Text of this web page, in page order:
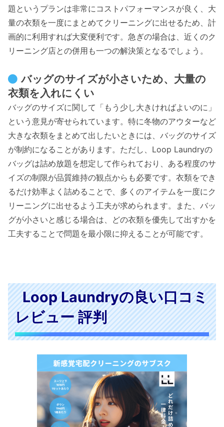
題というプランは非常にコストパフォーマンスが良く、大
量の衣類を一度にまとめてクリーニングに出せるため、計
画的に利用すれば大変便利です。急ぎの場合は、近くのク
リーニング店との併用も一つの解決策となるでしょう。
バッグのサイズが小さいため、大量の
衣類を入れにくい
バッグのサイズに関して「もう少し大きければよいのに」
という意見が寄せられています。特に冬物のアウターなど
大きな衣類をまとめて出したいときには、バッグのサイズ
が制約になることがあります。ただし、Loop Laundryの
バッグは詰め放題を想定して作られており、ある程度のサ
イズの制限が品質維持の観点からも必要です。衣類をでき
るだけ効率よく詰めることで、多くのアイテムを一度にク
リーニングに出せるよう工夫が求められます。また、バッ
グが小さいと感じる場合は、どの衣類を優先して出すかを
工夫することで問題を最小限に抑えることが可能です。
Loop Laundryの良い口コミ
レビュー 評判